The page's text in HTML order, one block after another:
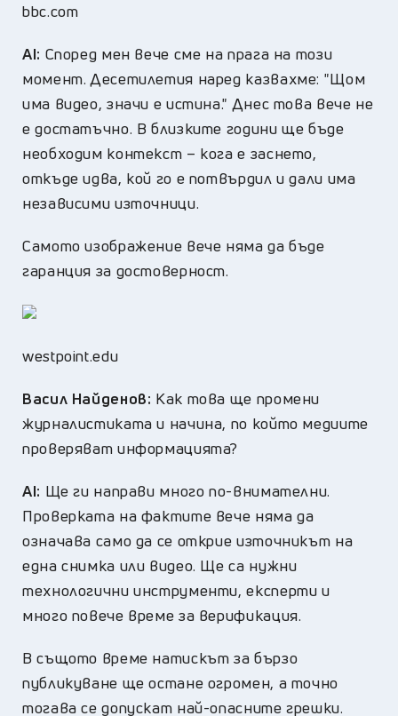
bbc.com
AI: Според мен вече сме на прага на този
момент. Десетилетия наред казвахме: "Щом
има видео, значи е истина." Днес това вече не
е достатъчно. В близките години ще бъде
необходим контекст – кога е заснето,
откъде идва, кой го е потвърдил и дали има
независими източници.
Самото изображение вече няма да бъде
гаранция за достоверност.
westpoint.edu
Васил Найденов: Как това ще промени
журналистиката и начина, по който медиите
проверяват информацията?
AI: Ще ги направи много по-внимателни.
Проверката на фактите вече няма да
означава само да се открие източникът на
една снимка или видео. Ще са нужни
технологични инструменти, експерти и
много повече време за верификация.
В същото време натискът за бързо
публикуване ще остане огромен, а точно
тогава се допускат най-опасните грешки.